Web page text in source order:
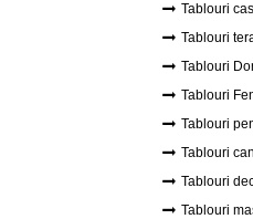
Tablouri
Tablouri
Tablouri
Tablouri
Tablouri
Tablouri
Tablouri
Tablouri